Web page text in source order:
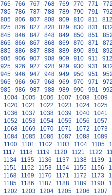
765 766 767 768 769 770 771 772
785 786 787 788 789 790 791 792
805 806 807 808 809 810 811 812
825 826 827 828 829 830 831 832
845 846 847 848 849 850 851 852
865 866 867 868 869 870 871 872
885 886 887 888 889 890 891 892
905 906 907 908 909 910 911 912
925 926 927 928 929 930 931 932
945 946 947 948 949 950 951 952
965 966 967 968 969 970 971 972
985 986 987 988 989 990 991 992
1004 1005 1006 1007 1008 1009
1020 1021 1022 1023 1024 1025
1036 1037 1038 1039 1040 1041
1052 1053 1054 1055 1056 1057
1068 1069 1070 1071 1072 1073
1084 1085 1086 1087 1088 1089
1100 1101 1102 1103 1104 1105
1117 1118 1119 1120 1121 1122
1134 1135 1136 1137 1138 1139
1151 1152 1153 1154 1155 1156
1168 1169 1170 1171 1172 1173
1185 1186 1187 1188 1189 1190
1202 1203 1204 1205 1206 1207